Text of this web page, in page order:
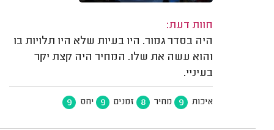
חוות דעת:
היה בסדר גמור. היו בעיות שלא היו תלויות בו
והוא עשה את שלו. המחיר היה קצת יקר
בעיניי.
איכות 9 מחיר 8 זמנים 9 יחס 9